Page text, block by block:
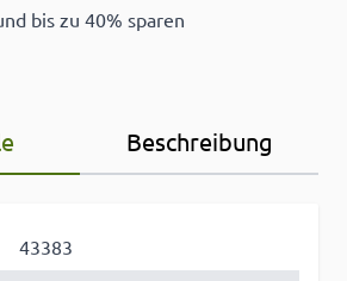
bis zu 40% sparen
Beschreibung
43383